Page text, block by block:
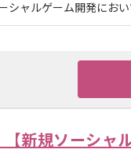
シャルゲーム開発にお
【新規ソーシャ